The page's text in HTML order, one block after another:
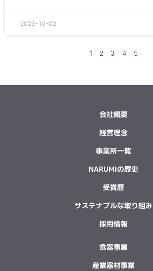
2023-10-02
1 2 3 4 5
会社概要
経営理念
事業所一覧
NARUMIの歴史
受賞歴
サステナブルな取り組み
採用情報
食器事業
産業器材事業